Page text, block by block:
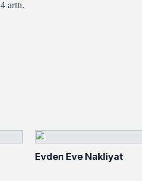
arttı.
Evden Eve Nakliyat